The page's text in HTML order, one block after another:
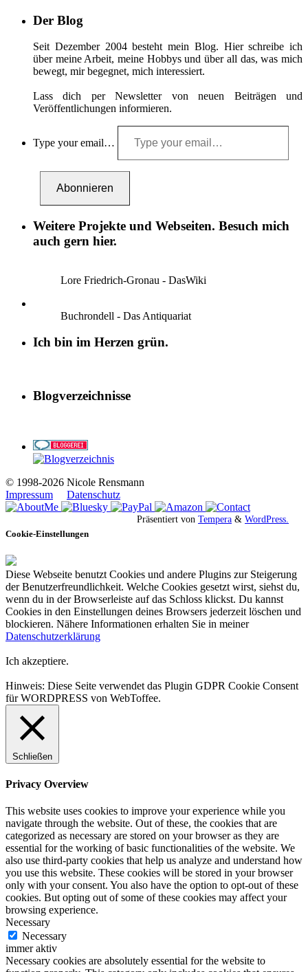
Der Blog
Seit Dezember 2004 besteht mein Blog. Hier schreibe ich
über meine Arbeit, meine Hobbys und über all das, was mich
bewegt, mir begegnet, mich interessiert.
Lass dich per Newsletter von neuen Beiträgen und
Veröffentlichungen informieren.
Type your email…
Abonnieren
Weitere Projekte und Webseiten. Besuch mich
auch gern hier.
Lore Friedrich-Gronau - DasWiki
Buchrondell - Das Antiquariat
Ich bin im Herzen grün.
Blogverzeichnisse
© 1998-2026 Nicole Rensmann
Impressum
Datenschutz
Präsentiert von Tempera & WordPress.
Cookie-Einstellungen
Diese Webseite benutzt Cookies und andere Plugins zur Steigerung
der Benutzerfreundlichkeit. Welche Cookies gesetzt wirst, siehst du,
wenn du in der Browserleiste auf das Schloss klickst. Du kannst
Cookies in den Einstellungen deines Browsers jederzeit löschen und
blockieren. Nähere Informationen erhalten Sie in meiner
Datenschutzerklärung
Ich akzeptiere.
Hinweis: Diese Seite verwendet das Plugin GDPR Cookie Consent
für WORDPRESS von WebToffee.
Schließen
Privacy Overview
This website uses cookies to improve your experience while you
navigate through the website. Out of these, the cookies that are
categorized as necessary are stored on your browser as they are
essential for the working of basic functionalities of the website. We
also use third-party cookies that help us analyze and understand how
you use this website. These cookies will be stored in your browser
only with your consent. You also have the option to opt-out of these
cookies. But opting out of some of these cookies may affect your
browsing experience.
Necessary
Necessary
immer aktiv
Necessary cookies are absolutely essential for the website to